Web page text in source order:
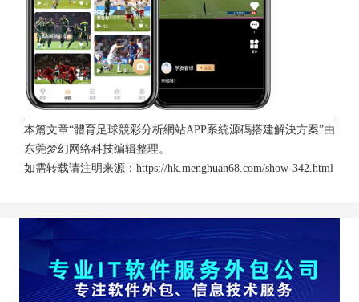
本篇文章“體育足球競彩分析網站APP系統源碼搭建解決方案”由
东莞梦幻网络科技编辑整理。
如需转载请注明来源： https://hk.menghuan68.com/show-342.html